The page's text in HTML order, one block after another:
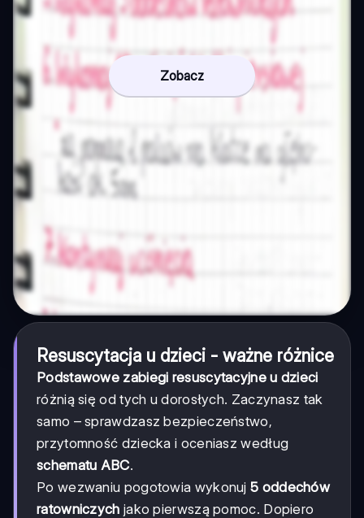
Zobacz
Resuscytacja u dzieci - ważne różnice
Podstawowe zabiegi resuscytacyjne u dzieci
różnią się od tych u dorosłych. Zaczynasz tak
samo – sprawdzasz bezpieczeństwo,
przytomność dziecka i oceniasz według
schematu ABC.
Po wezwaniu pogotowia wykonuj 5 oddechów
ratowniczych jako pierwszą pomoc. Dopiero